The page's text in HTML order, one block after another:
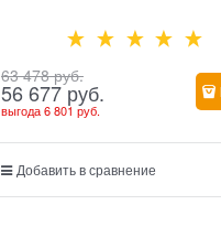
63 478 руб.
56 677 руб.
выгода6 801 руб.
Добавить в сравнение